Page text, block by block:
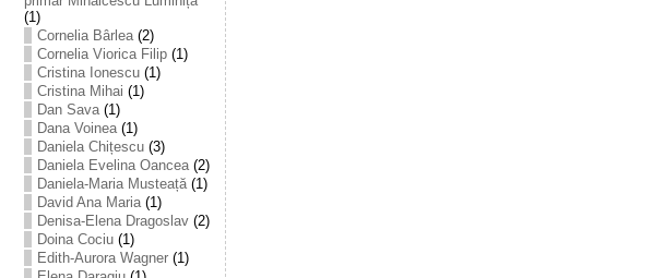
(1)
Cornelia Bârlea(2)
Cornelia Viorica Filip(1)
Cristina Ionescu(1)
Cristina Mihai (1)
Dan Sava(1)
Dana Voinea(1)
Daniela Chițescu(3)
Daniela Evelina Oancea(2)
Daniela-Maria Musteață(1)
David Ana Maria(1)
Denisa-Elena Dragoslav(2)
Doina Cociu(1)
Edith-Aurora Wagner(1)